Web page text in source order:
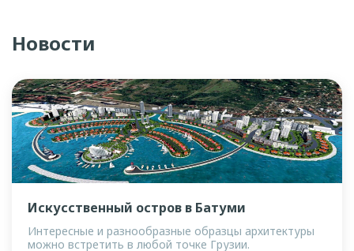
Новости
Искусственный остров в Батуми
Интересные и разнообразные образцы архитектуры
можно встретить в любой точке Грузии.